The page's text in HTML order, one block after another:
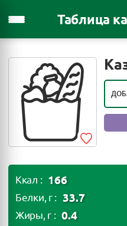
Таблица
Ккал : 166
Белки, г : 33.7
Жиры, г : 0.4